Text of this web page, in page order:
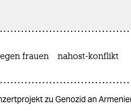
frauen nahost-konflikt
zu Genozid an